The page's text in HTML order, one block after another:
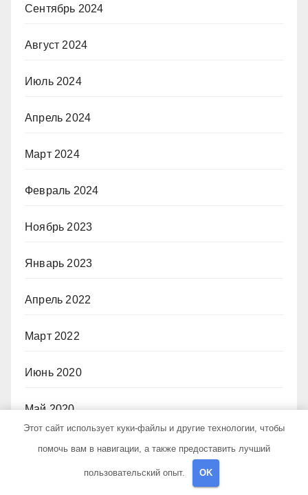
Сентябрь 2024
Август 2024
Июль 2024
Апрель 2024
Март 2024
Февраль 2024
Ноябрь 2023
Январь 2023
Апрель 2022
Март 2022
Июнь 2020
Май 2020
Июль 2019
Этот сайт использует куки-файлы и другие технологии, чтобы
помочь вам в навигации, а также предоставить лучший
пользовательский опыт. OK